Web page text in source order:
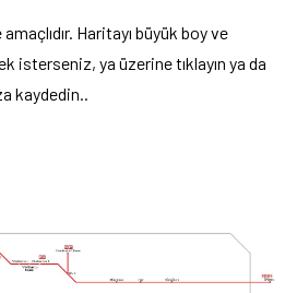
Haritayı büyük boy ve
isterseniz, ya üzerine tıklayın ya da
kaydedin..